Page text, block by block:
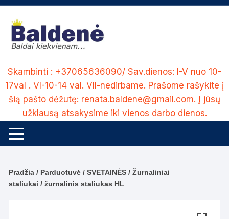
Skip
content
Skambinti : +37065636090/ Sav.dienos: I-V nuo 10-
17val . VI-10-14 val. VII-nedirbame. Prašome rašykite į
šią pašto dėžutę: renata.baldene@gmail.com. Į jūsų
užklausą atsakysime iki vienos darbo dienos.
Pradžia / Parduotuvė /SVETAINĖS /Žurnaliniai
staliukai / žurnalinis staliukas HL